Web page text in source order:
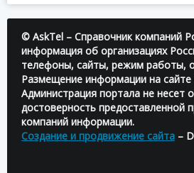
© AskTel – Справочник компаний
информация об организациях
телефоны, сайты, режим работы,
Размещение информации на сайте
Администрация портала не несет
достоверность предоставленной
компаний информации.
Создание и продвижение сайта –